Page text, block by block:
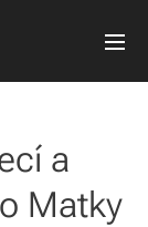
a
Matky